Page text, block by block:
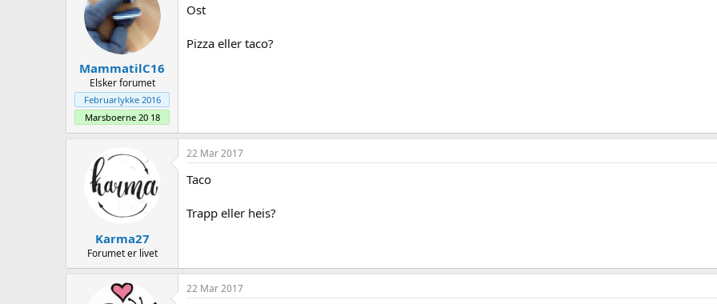
MammatilC16
Elsker forumet
Februarlykke 2016
Marsboerne 20 18
Ost
Pizza eller taco?
Karma27
Forumet er livet
22 Mar 2017
Taco
Trapp eller heis?
22 Mar 2017